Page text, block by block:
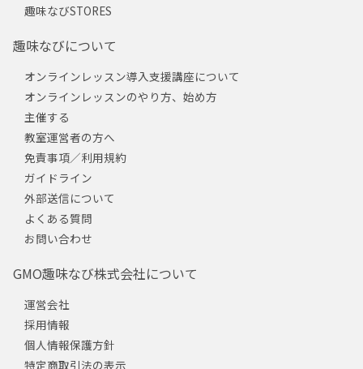
趣味なびSTORES
趣味なびについて
オンラインレッスン導入支援講座について
オンラインレッスンのやり方、始め方
主催する
教室運営者の方へ
免責事項／利用規約
ガイドライン
外部送信について
よくある質問
お問い合わせ
GMO趣味なび株式会社について
運営会社
採用情報
個人情報保護方針
特定商取引法の表示